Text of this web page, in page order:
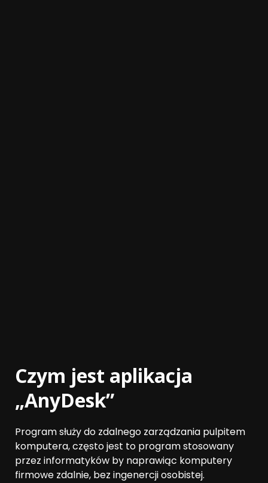
Czym jest aplikacja
„AnyDesk”
Program służy do zdalnego zarządzania pulpitem
komputera, często jest to program stosowany
przez informatyków by naprawiąc komputery
firmowe zdalnie, bez ingenercji osobistej.